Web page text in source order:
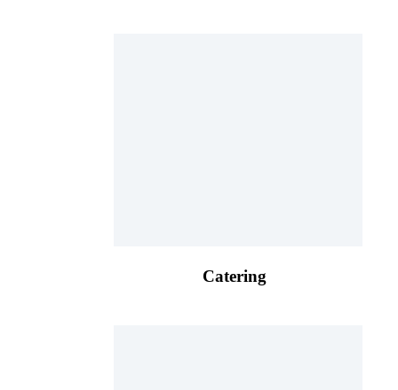
Catering